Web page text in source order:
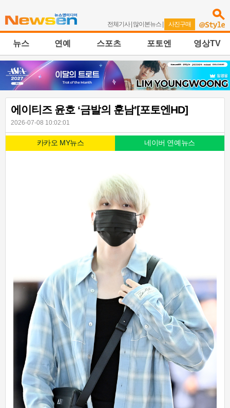
전체기사| 많이본뉴스 | 사진구매
뉴스 연예 스포츠 포토엔 영상TV
에이티즈 윤호 ‘금발의 훈남’[포토엔HD]
2026-07-08 10:02:01
카카오 MY뉴스 네이버 연예뉴스